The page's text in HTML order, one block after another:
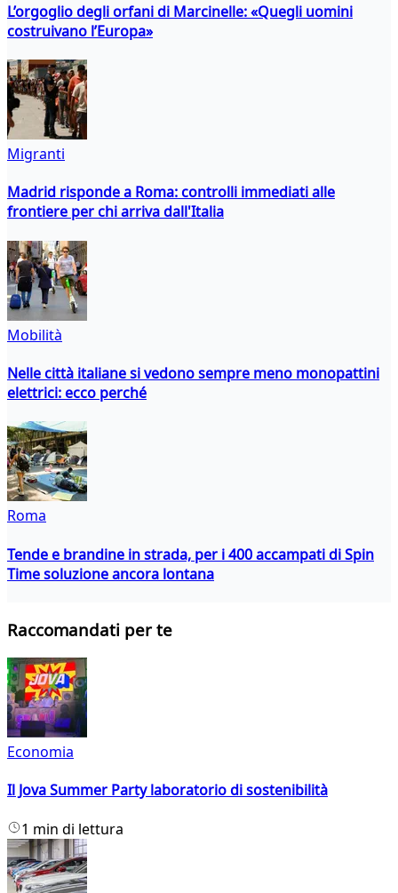
L’orgoglio degli orfani di Marcinelle: «Quegli uomini
costruivano l’Europa»
Migranti
Madrid risponde a Roma: controlli immediati alle
frontiere per chi arriva dall'Italia
Mobilità
Nelle città italiane si vedono sempre meno monopattini
elettrici: ecco perché
Roma
Tende e brandine in strada, per i 400 accampati di Spin
Time soluzione ancora lontana
Raccomandati per te
Economia
Il Jova Summer Party laboratorio di sostenibilità
1 min di lettura